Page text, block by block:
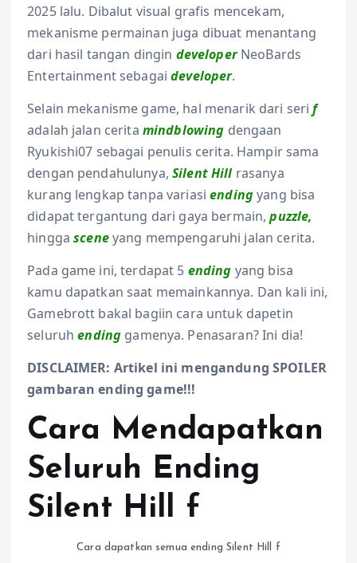
2025 lalu. Dibalut visual grafis mencekam,
mekanisme permainan juga dibuat menantang
dari hasil tangan dingin developerNeoBards
Entertainment sebagaideveloper.
Selain mekanisme game, hal menarik dari serif
adalah jalan cerita mindblowing dengaan
Ryukishi07 sebagai penulis cerita. Hampir sama
dengan pendahulunya,Silent Hill rasanya
kurang lengkap tanpa variasiendingyang bisa
didapat tergantung dari gaya bermain,puzzle,
hinggasceneyang mempengaruhi jalan cerita.
Pada game ini, terdapat 5 ending yang bisa
kamu dapatkan saat memainkannya. Dan kali ini,
Gamebrott bakal bagiin cara untuk dapetin
seluruhending gamenya. Penasaran? Ini dia!
DISCLAIMER: Artikel ini mengandung SPOILER
gambaran ending game!!!
Cara Mendapatkan
Seluruh Ending
Silent Hill f
Cara dapatkan semua ending Silent Hill f